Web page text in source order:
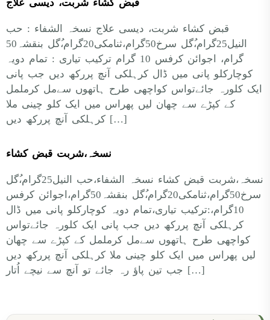
قبض کشاء شربت، دیسی علاج
قبض کشاء شربت، دیسی علاج نسخہ الشفاء : حب
النیل25گرام،ُگل سرخ50گرام،ثنامکی20گرام،ُگل بنقشہ50
گرام، اجوائن کرفس 10 گرام ترکیب تیاری : تمام دویہ
کوچارکلو پانی میں ڈال کرہلکی آنچ پررکھ دیں جب پانی
ایک کلورہ جائےتواس کواچھی طرح ہاتھوں سےمل کرململ
کے کپڑے سے چھان لیں پھراس میں ایک کلو چینی ملا
کرہلکی آنچ پررکھ دیں […]
نسخہ،شربت قبض کشاء
نسخہ،شربت قبض کشاء نسخہ الشفاء،حب النیل25گرام،ُگل
سرخ50گرام،ثنامکی20گرام،ُگل بنقشہ50گرام،اجوائن کرفس
10گرام،:ترکیب تیاری،تمام دویہ کوچارکلو پانی میں ڈال
کرہلکی آنچ پررکھ دیں جب پانی ایک کلورہ جائےتواس
کواچھی طرح ہاتھوں سےمل کرململ کے کپڑے سے چھان
لیں پھراس میں ایک کلو چینی ملا کرہلکی آنچ پررکھ دیں
جب تین پاؤ رہ جائے تو آنچ سے نیچے اُتار […]